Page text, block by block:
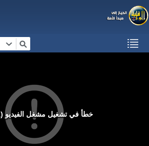
خطأ في تشغيل مشغل الفيديو (1) error